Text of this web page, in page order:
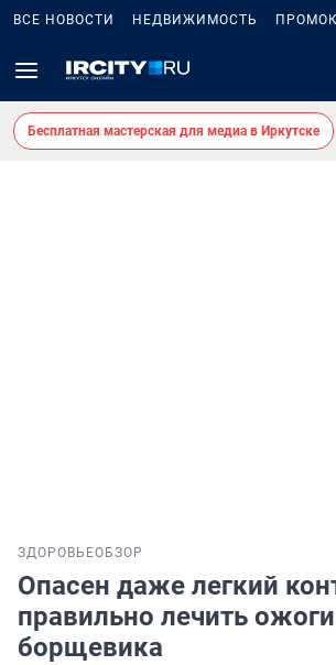
ВСЕ НОВОСТИ НЕДВИЖИМОСТЬ
Бесплатная мастерская для медиа в Иркутске
ЗДОРОВЬЕОБЗОР
Опасен даже легкий
правильно лечить
борщевика